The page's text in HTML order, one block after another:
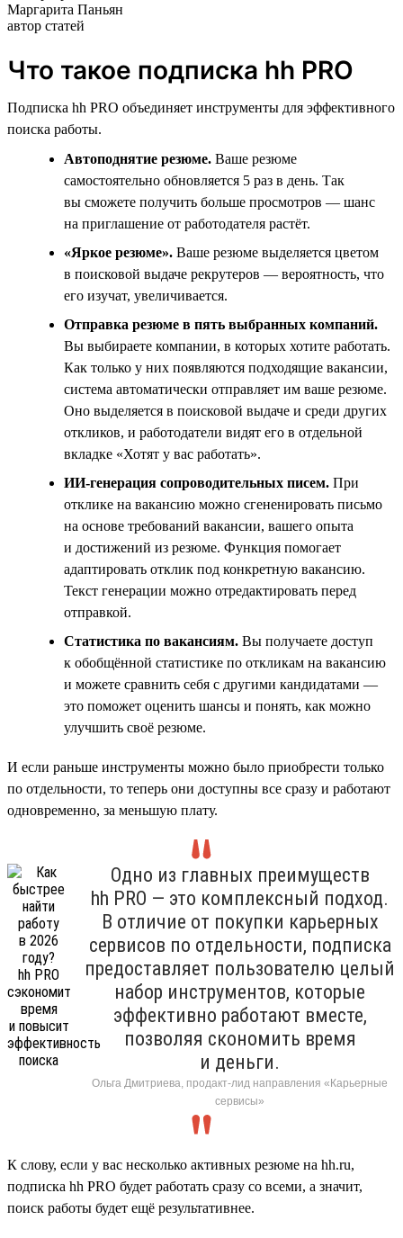
Маргарита Паньян
автор статей
Что такое подписка hh PRO
Подписка hh PRO объединяет инструменты для эффективного
поиска работы.
Автоподнятие резюме. Ваше резюме
самостоятельно обновляется 5 раз в день. Так
вы сможете получить больше просмотров — шанс
на приглашение от работодателя растёт.
«Яркое резюме». Ваше резюме выделяется цветом
в поисковой выдаче рекрутеров — вероятность, что
его изучат, увеличивается.
Отправка резюме в пять выбранных компаний.
Вы выбираете компании, в которых хотите работать.
Как только у них появляются подходящие вакансии,
система автоматически отправляет им ваше резюме.
Оно выделяется в поисковой выдаче и среди других
откликов, и работодатели видят его в отдельной
вкладке «Хотят у вас работать».
ИИ-генерация сопроводительных писем. При
отклике на вакансию можно сгененировать письмо
на основе требований вакансии, вашего опыта
и достижений из резюме. Функция помогает
адаптировать отклик под конкретную вакансию.
Текст генерации можно отредактировать перед
отправкой.
Статистика по вакансиям. Вы получаете доступ
к обобщённой статистике по откликам на вакансию
и можете сравнить себя с другими кандидатами —
это поможет оценить шансы и понять, как можно
улучшить своё резюме.
И если раньше инструменты можно было приобрести только
по отдельности, то теперь они доступны все сразу и работают
одновременно, за меньшую плату.
Одно из главных преимуществ
hh PRO — это комплексный подход.
В отличие от покупки карьерных
сервисов по отдельности, подписка
предоставляет пользователю целый
набор инструментов, которые
эффективно работают вместе,
позволяя скономить время
и деньги.
Ольга Дмитриева, продакт-лид направления «Карьерные
сервисы»
К слову, если у вас несколько активных резюме на hh.ru,
подписка hh PRO будет работать сразу со всеми, а значит,
поиск работы будет ещё результативнее.